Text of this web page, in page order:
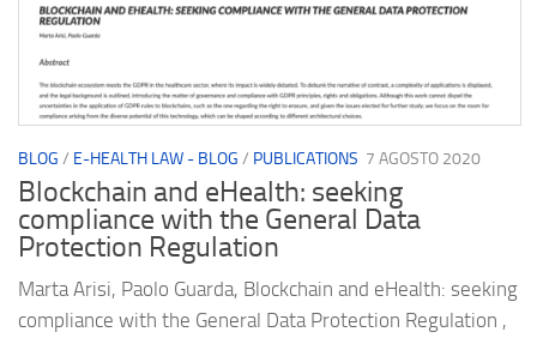
BLOG / E-HEALTH LAW - BLOG / PUBLICATIONS 7 AGOSTO 2020
Blockchain and eHealth: seeking
compliance with the General Data
Protection Regulation
Marta Arisi, Paolo Guarda, Blockchain and eHealth: seeking
compliance with the General Data Protection Regulation ,